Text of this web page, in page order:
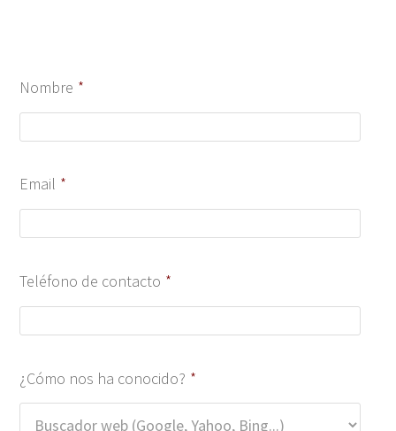
Nombre *
Email *
Teléfono de contacto *
¿Cómo nos ha conocido? *